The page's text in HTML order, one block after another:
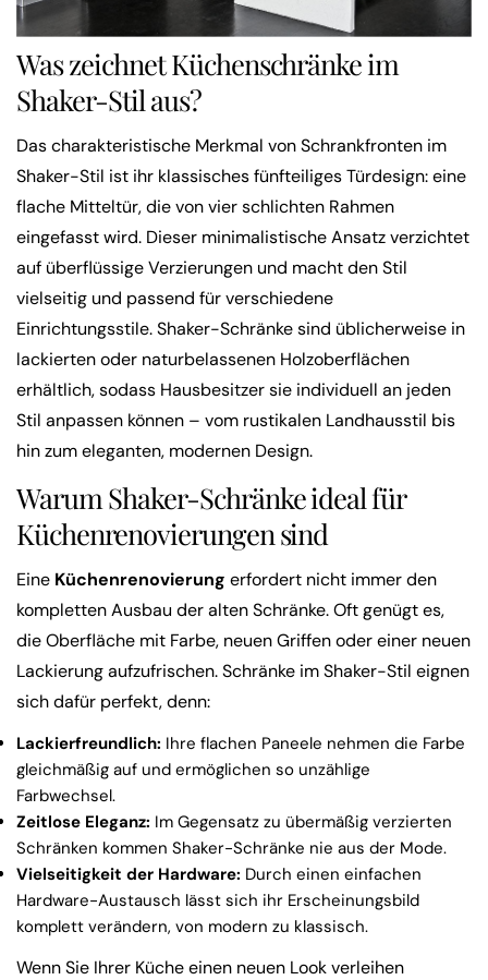
Was zeichnet Küchenschränke im
Shaker-Stil aus?
Das charakteristische Merkmal von Schrankfronten im
Shaker-Stil ist ihr klassisches fünfteiliges Türdesign: eine
flache Mitteltür, die von vier schlichten Rahmen
eingefasst wird. Dieser minimalistische Ansatz verzichtet
auf überflüssige Verzierungen und macht den Stil
vielseitig und passend für verschiedene
Einrichtungsstile. Shaker-Schränke sind üblicherweise in
lackierten oder naturbelassenen Holzoberflächen
erhältlich, sodass Hausbesitzer sie individuell an jeden
Stil anpassen können – vom rustikalen Landhausstil bis
hin zum eleganten, modernen Design.
Warum Shaker-Schränke ideal für
Küchenrenovierungen sind
Eine Küchenrenovierung erfordert nicht immer den
kompletten Ausbau der alten Schränke. Oft genügt es,
die Oberfläche mit Farbe, neuen Griffen oder einer neuen
Lackierung aufzufrischen. Schränke im Shaker-Stil eignen
sich dafür perfekt, denn:
Lackierfreundlich: Ihre flachen Paneele nehmen die Farbe
gleichmäßig auf und ermöglichen so unzählige
Farbwechsel.
Zeitlose Eleganz: Im Gegensatz zu übermäßig verzierten
Schränken kommen Shaker-Schränke nie aus der Mode.
Vielseitigkeit der Hardware: Durch einen einfachen
Hardware-Austausch lässt sich ihr Erscheinungsbild
komplett verändern, von modern zu klassisch.
Wenn Sie Ihrer Küche einen neuen Look verleihen